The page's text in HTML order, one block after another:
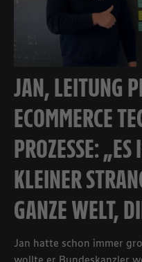
JAN, LEITUNG
ECOMMERCE
PROZESSE:
KLEINER
GANZE WELT,
Jan hatte schon immer
wollte er Bundeskanzler